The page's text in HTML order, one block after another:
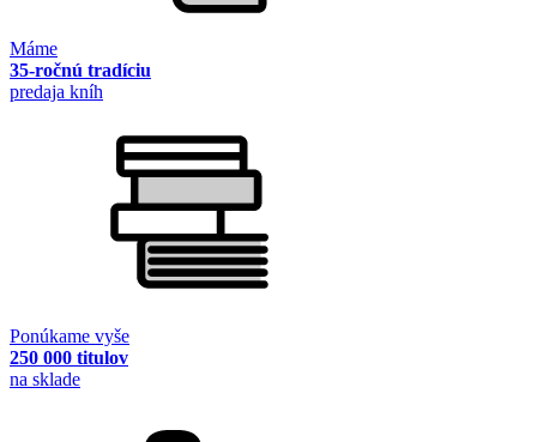
Máme
35-ročnú tradíciu
predaja kníh
Ponúkame vyše
250 000 titulov
na sklade